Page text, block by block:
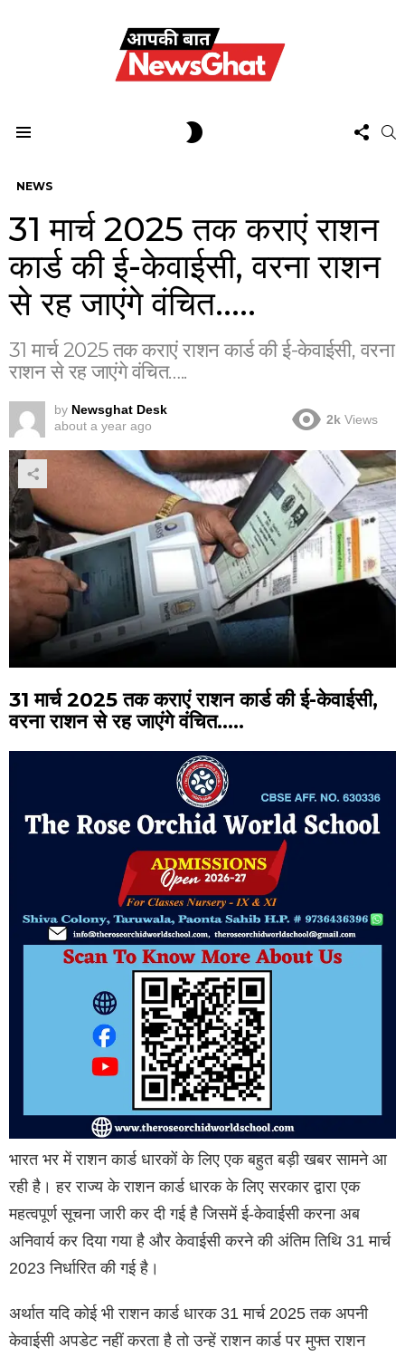
US
NEWS
31 मार्च 2025 तक कराएं राशन
कार्ड की ई-केवाईसी, वरना राशन
से रह जाएंगे वंचित…..
31 मार्च 2025 तक कराएं राशन कार्ड की ई-केवाईसी, वरना
राशन से रह जाएंगे वंचित…..
by Newsghat Desk
about a year ago
2k Views
31 मार्च 2025 तक कराएं राशन कार्ड की ई-केवाईसी,
वरना राशन से रह जाएंगे वंचित…..
भारत भर में राशन कार्ड धारकों के लिए एक बहुत बड़ी खबर सामने आ
रही है। हर राज्य के राशन कार्ड धारक के लिए सरकार द्वारा एक
महत्वपूर्ण सूचना जारी कर दी गई है जिसमें ई-केवाईसी करना अब
अनिवार्य कर दिया गया है और केवाईसी करने की अंतिम तिथि 31 मार्च
2023 निर्धारित की गई है।
अर्थात यदि कोई भी राशन कार्ड धारक 31 मार्च 2025 तक अपनी
केवाईसी अपडेट नहीं करता है तो उन्हें राशन कार्ड पर मुफ्त राशन